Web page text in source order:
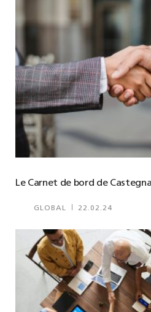
Le Carnet de bord de
GLOBAL 22.02.24